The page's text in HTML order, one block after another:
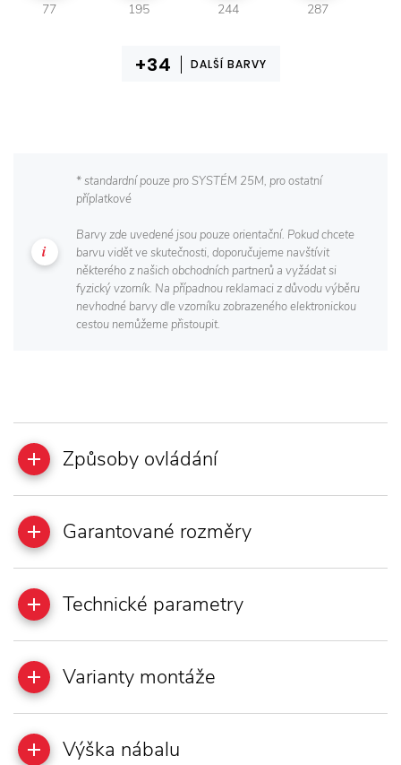
77 195 244 287
DALŠÍ BARVY
* standardní pouze pro SYSTÉM 25M, pro ostatní
příplatkové
Barvy zde uvedené jsou pouze orientační. Pokud chcete
barvu vidět ve skutečnosti, doporučujeme navštívit
některého z našich obchodních partnerů a vyžádat si
fyzický vzorník. Na případnou reklamaci z důvodu výběru
nevhodné barvy dle vzorníku zobrazeného elektronickou
cestou nemůžeme přistoupit.
Způsoby ovládání
Garantované rozměry
Technické parametry
Varianty montáže
Výška nábalu